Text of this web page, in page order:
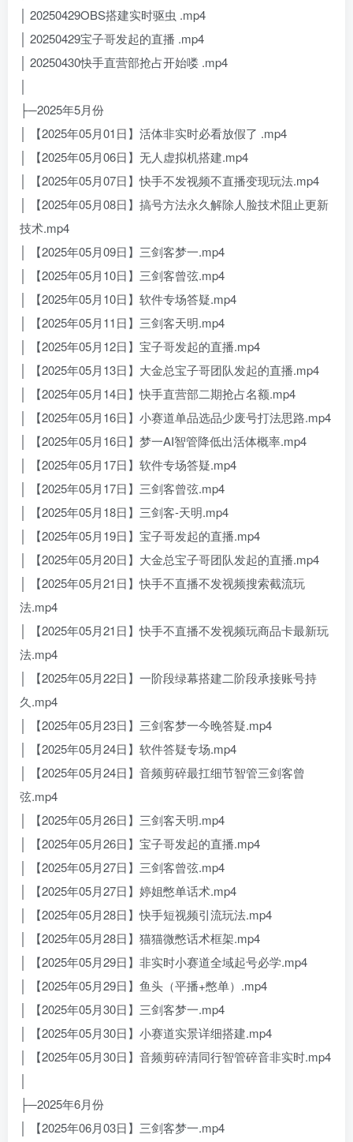
│ 20250429OBS搭建实时驱虫 .mp4
│ 20250429宝子哥发起的直播 .mp4
│ 20250430快手直营部抢占开始喽 .mp4
├─2025年5月份
│ 【2025年05月01日】活体非实时必看放假了 .mp4
│ 【2025年05月06日】无人虚拟机搭建.mp4
│ 【2025年05月07日】快手不发视频不直播变现玩法.mp4
│ 【2025年05月08日】搞号方法永久解除人脸技术阻止更新
技术.mp4
│ 【2025年05月09日】三剑客梦一.mp4
│ 【2025年05月10日】三剑客曾弦.mp4
│ 【2025年05月10日】软件专场答疑.mp4
│ 【2025年05月11日】三剑客天明.mp4
│ 【2025年05月12日】宝子哥发起的直播.mp4
│ 【2025年05月13日】大金总宝子哥团队发起的直播.mp4
│ 【2025年05月14日】快手直营部二期抢占名额.mp4
│ 【2025年05月16日】小赛道单品选品少废号打法思路.mp4
│ 【2025年05月16日】梦一AI智管降低出活体概率.mp4
│ 【2025年05月17日】软件专场答疑.mp4
│ 【2025年05月17日】三剑客曾弦.mp4
│ 【2025年05月18日】三剑客-天明.mp4
│ 【2025年05月19日】宝子哥发起的直播.mp4
│ 【2025年05月20日】大金总宝子哥团队发起的直播.mp4
│ 【2025年05月21日】快手不直播不发视频搜索截流玩
法.mp4
│ 【2025年05月21日】快手不直播不发视频玩商品卡最新玩
法.mp4
│ 【2025年05月22日】一阶段绿幕搭建二阶段承接账号持
久.mp4
│ 【2025年05月23日】三剑客梦一今晚答疑.mp4
│ 【2025年05月24日】软件答疑专场.mp4
│ 【2025年05月24日】音频剪碎最扛细节智管三剑客曾
弦.mp4
│ 【2025年05月26日】三剑客天明.mp4
│ 【2025年05月26日】宝子哥发起的直播.mp4
│ 【2025年05月27日】三剑客曾弦.mp4
│ 【2025年05月27日】婷姐憋单话术.mp4
│ 【2025年05月28日】快手短视频引流玩法.mp4
│ 【2025年05月28日】猫猫微憋话术框架.mp4
│ 【2025年05月29日】非实时小赛道全域起号必学.mp4
│ 【2025年05月29日】鱼头（平播+憋单）.mp4
│ 【2025年05月30日】三剑客梦一.mp4
│ 【2025年05月30日】小赛道实景详细搭建.mp4
│ 【2025年05月30日】音频剪碎清同行智管碎音非实时.mp4
├─2025年6月份
│ 【2025年06月03日】三剑客梦一.mp4